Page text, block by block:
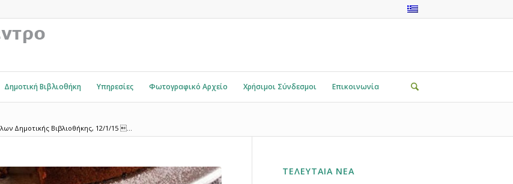
Δημοτική Βιβλιοθήκη Υπηρεσίες Φωτογραφικό Αρχείο Χρήσιμοι Σύνδεσμοι Επικοινωνία
Δημοτικής Βιβλιοθήκης, 12/1/15 ...
ΤΕΛΕΥΤΑΙΑ ΝΕΑ